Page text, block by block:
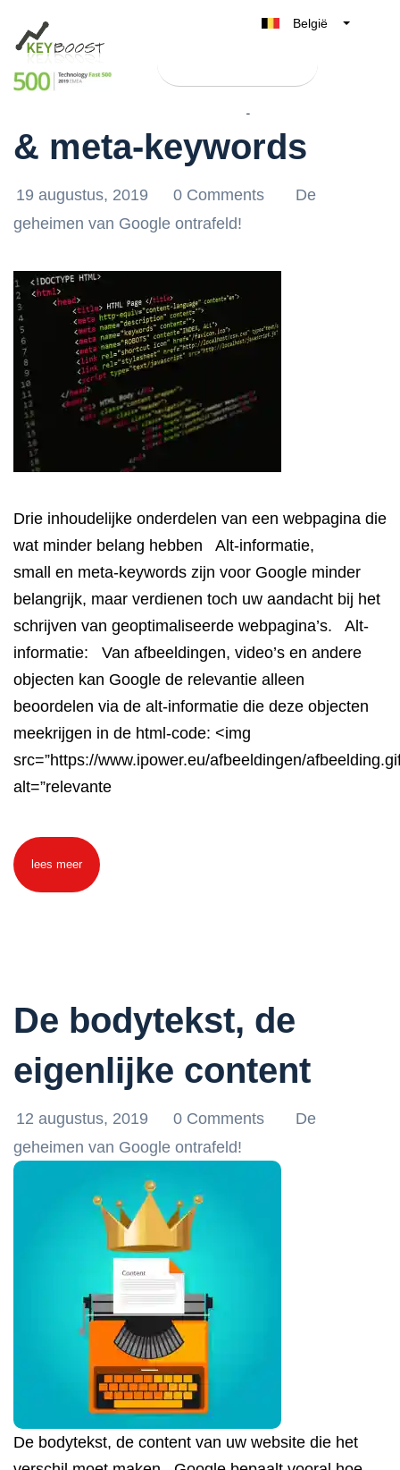
België
Nederland
UK
España
Alt-informatie, small
& meta-keywords
19 augustus, 2019 0 Comments
De
geheimen van Google ontrafeld!
Drie inhoudelijke onderdelen van een webpagina die
wat minder belang hebben Alt-informatie,
small en meta-keywords zijn voor Google minder
belangrijk, maar verdienen toch uw aandacht bij het
schrijven van geoptimaliseerde webpagina’s. Alt-
informatie: Van afbeeldingen, video’s en andere
objecten kan Google de relevantie alleen
beoordelen via de alt-informatie die deze objecten
meekrijgen in de html-code: <img
src=”https://www.ipower.eu/afbeeldingen/
alt=”relevante
lees meer
De bodytekst, de
eigenlijke content
12 augustus, 2019 0 Comments
De
geheimen van Google ontrafeld!
De bodytekst, de content van uw website die het